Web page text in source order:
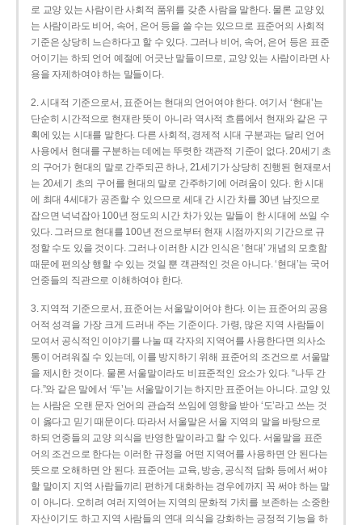
로 교양 있는 사람이란 사회적 품위를 갖춘 사람을 말한다. 물론 교양 있
는 사람이라도 비어, 속어, 은어 등을 쓸 수는 있으므로 표준어의 사회적
기준은 상당히 느슨하다고 할 수 있다. 그러나 비어, 속어, 은어 등은 표준
어이기는 하되 언어 예절에 어긋난 말들이므로, 교양 있는 사람이라면 사
용을 자제하여야 하는 말들이다.
2. 시대적 기준으로서, 표준어는 현대의 언어여야 한다. 여기서 ‘현대’는
단순히 시간적으로 현재란 뜻이 아니라 역사적 흐름에서 현재와 같은 구
획에 있는 시대를 말한다. 다른 사회적, 경제적 시대 구분과는 달리 언어
사용에서 현대를 구분하는 데에는 뚜렷한 객관적 기준이 없다. 20세기 초
의 구어가 현대의 말로 간주되곤 하나, 21세기가 상당히 진행된 현재로서
는 20세기 초의 구어를 현대의 말로 간주하기에 어려움이 있다. 한 시대
에 최대 4세대가 공존할 수 있으므로 세대 간 시간 차를 30년 남짓으로
잡으면 넉넉잡아 100년 정도의 시간 차가 있는 말들이 한 시대에 쓰일 수
있다. 그러므로 현대를 100년 전으로부터 현재 시점까지의 기간으로 규
정할 수도 있을 것이다. 그러나 이러한 시간 인식은 ‘현대’ 개념의 모호함
때문에 편의상 행할 수 있는 것일 뿐 객관적인 것은 아니다. ‘현대’는 국어
언중들의 직관으로 이해하여야 한다.
3. 지역적 기준으로서, 표준어는 서울말이어야 한다. 이는 표준어의 공용
어적 성격을 가장 크게 드러내 주는 기준이다. 가령, 많은 지역 사람들이
모여서 공식적인 이야기를 나눌 때 각자의 지역어를 사용한다면 의사소
통이 어려워질 수 있는데, 이를 방지하기 위해 표준어의 조건으로 서울말
을 제시한 것이다. 물론 서울말이라도 비표준적인 요소가 있다. “나두 간
다.”와 같은 말에서 ‘두’는 서울말이기는 하지만 표준어는 아니다. 교양 있
는 사람은 오랜 문자 언어의 관습적 쓰임에 영향을 받아 ‘도’라고 쓰는 것
이 옳다고 믿기 때문이다. 따라서 서울말은 서울 지역의 말을 바탕으로
하되 언중들의 교양 의식을 반영한 말이라고 할 수 있다. 서울말을 표준
어의 조건으로 한다는 이러한 규정을 어떤 지역어를 사용하면 안 된다는
뜻으로 오해하면 안 된다. 표준어는 교육, 방송, 공식적 담화 등에서 써야
할 말이지 지역 사람들끼리 편하게 대화하는 경우에까지 꼭 써야 하는 말
이 아니다. 오히려 여러 지역어는 지역의 문화적 가치를 보존하는 소중한
자산이기도 하고 지역 사람들의 연대 의식을 강화하는 긍정적 기능을 하